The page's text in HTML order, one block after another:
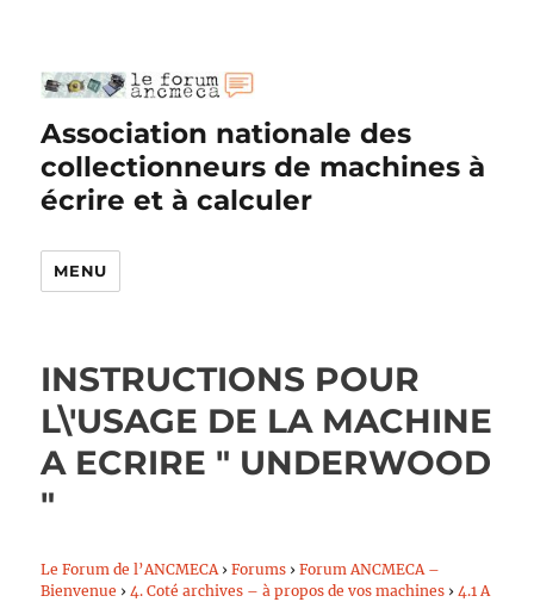
Association nationale des
collectionneurs de machines à
écrire et à calculer
MENU
INSTRUCTIONS POUR
L\'USAGE DE LA MACHINE
A ECRIRE " UNDERWOOD
"
Le Forum de l’ANCMECA › Forums › Forum ANCMECA –
Bienvenue › 4. Coté archives – à propos de vos machines › 4.1 A